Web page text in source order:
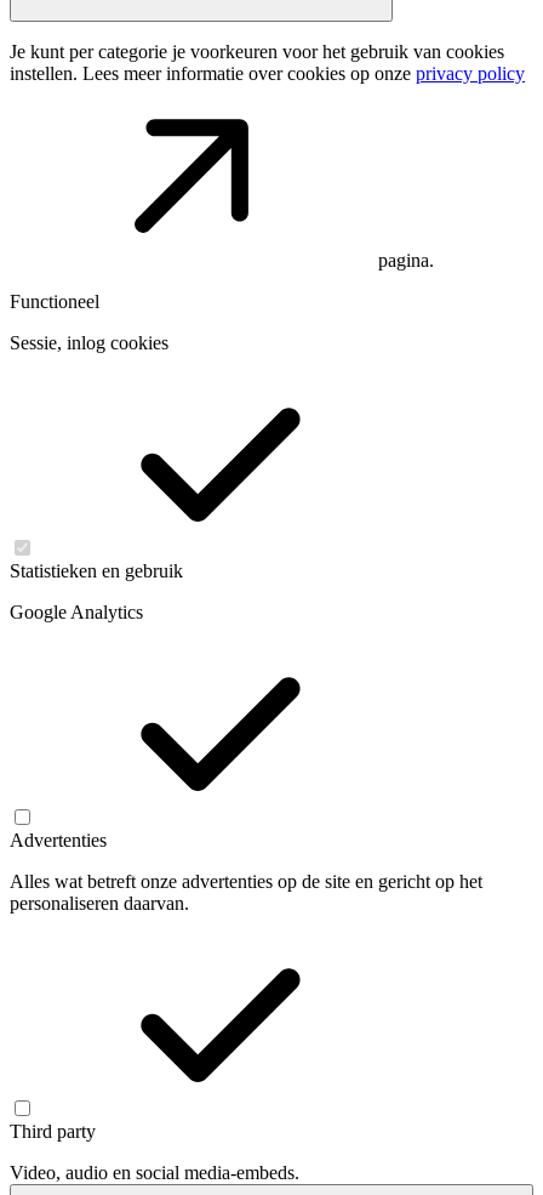
Je kunt per categorie je voorkeuren voor het gebruik van cookies
instellen. Lees meer informatie over cookies op onze privacy policy
pagina.
Functioneel
Sessie, inlog cookies
Statistieken en gebruik
Google Analytics
Advertenties
Alles wat betreft onze advertenties op de site en gericht op het
personaliseren daarvan.
Third party
Video, audio en social media-embeds.